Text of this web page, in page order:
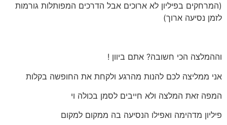
(המרחקים בפיליון לא ארוכים אבל הדרכים המפותלות גורמות
לזמן נסיעה ארוך)
וההמלצה הכי חשובה? אתם ביוון !
אני ממליצה לכם להנות מהרגע ולקחת את החופשה בקלות
המפה זאת המלצה ולא חייבים לסמן בכולה וי
פיליון מדהימה ואפילו הנסיעה בה ממקום למקום